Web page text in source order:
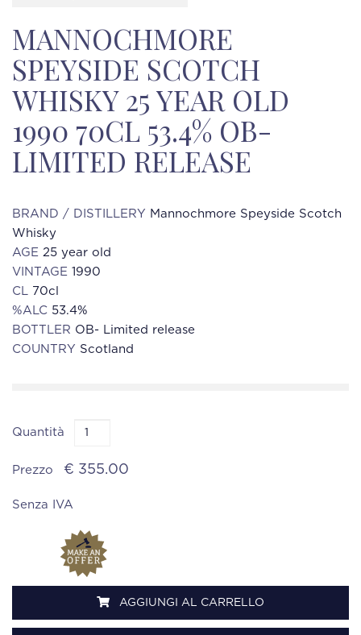
MANNOCHMORE
SPEYSIDE SCOTCH
WHISKY 25 YEAR OLD
1990 70CL 53.4% OB-
LIMITED RELEASE
BRAND / DISTILLERY Mannochmore Speyside Scotch
Whisky
AGE 25 year old
VINTAGE 1990
CL 70cl
%ALC 53.4%
BOTTLER OB- Limited release
COUNTRY Scotland
Quantità
Prezzo € 355.00
Senza IVA
AGGIUNGI AL CARRELLO